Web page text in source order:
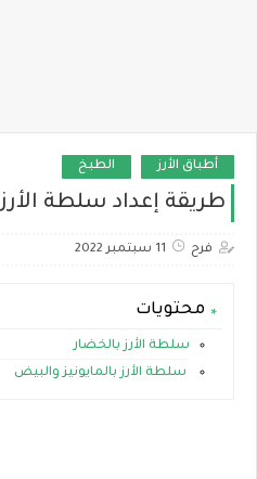
أطباق الأرز الطبخ
طريقة إعداد سلطة الأرز
فرح 11 سبتمبر 2022
محتويات
سلطة الأرز بالخضار
سلطة الأرز بالمايونيز والبيض